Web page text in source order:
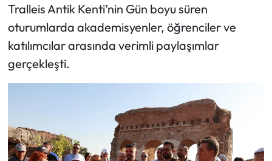
Tralleis Antik Kenti’nin Gün boyu süren
oturumlarda akademisyenler, öğrenciler ve
katılımcılar arasında verimli paylaşımlar
gerçekleşti.